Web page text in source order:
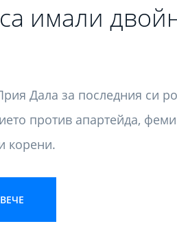
имали
Дала за последния си
против апартейда,
корени.